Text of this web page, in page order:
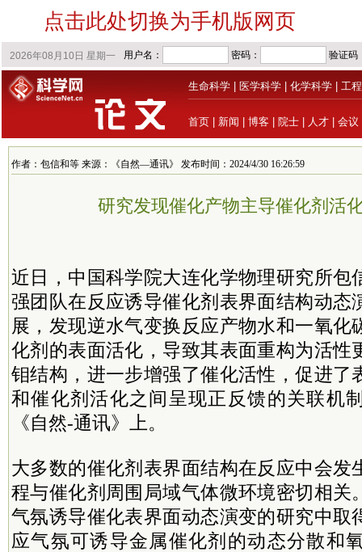
点击此处切换为手机版网页
生命科学 医学科学 化学科学 工
首页 新闻 博客 院士 人才 会议
作者：包信和等 来源：《自然—通讯》 发布时间：2024/4/30 16:26:59
研究发现催化产物主导催化剂活
近日，中国科学院大连化学物理研究所包
强团队在反应诱导催化剂表界面结构动态
展，发现逆水气变换反应产物水和一氧化
化剂的表面活化，导致其表面重构为活性
钼结构，进一步增强了催化活性，促进了
和催化剂活化之间呈现正反馈的关联机
《自然-通讯》上。
大多数的催化剂表界面结构在反应中会发
程与催化剂周围局域气体微环境密切相关
气氛诱导催化表界面动态演变的研究中取
应气氛可诱导金属催化剂的动态分散和